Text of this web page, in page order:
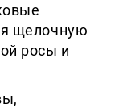
щелочную
росы и